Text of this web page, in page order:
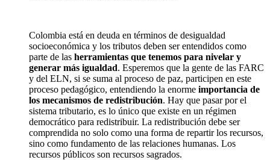
Colombia está en deuda en términos de desigualdad
socioeconómica y los tributos deben ser entendidos como
parte de las herramientas que tenemos para nivelar y
generar más igualdad. Esperemos que la gente de las FARC
y del ELN, si se suma al proceso de paz, participen en este
proceso pedagógico, entendiendo la enorme importancia de
los mecanismos de redistribución. Hay que pasar por el
sistema tributario, es lo único que existe en un régimen
democrático para redistribuir. La redistribución debe ser
comprendida no solo como una forma de repartir los recursos,
sino como fundamento de las relaciones humanas. Los
recursos públicos son recursos sagrados.